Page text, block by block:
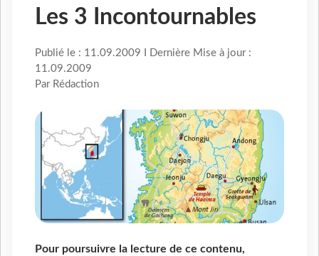
Les 3 Incontournables
Publié le : 11.09.2009 I Dernière Mise à jour :
11.09.2009
Par Rédaction
Pour poursuivre la lecture de ce contenu,